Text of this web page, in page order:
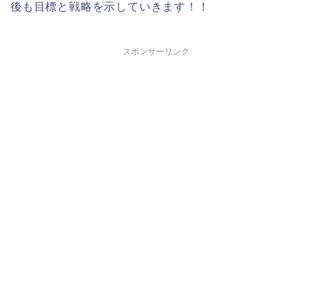
後も目標と戦略を示していきます！！
スポンサーリンク